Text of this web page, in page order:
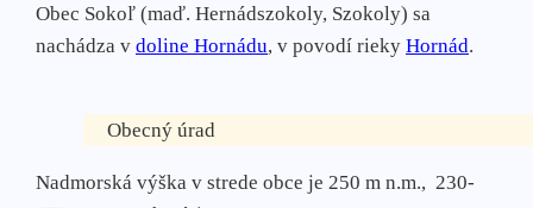
Obec Sokoľ (maď. Hernádszokoly, Szokoly) sa
nachádza v doline Hornádu, v povodí rieky Hornád.
Obecný úrad
Nadmorská výška v strede obce je 250 m n.m., 230-